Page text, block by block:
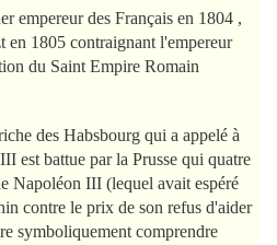
empereur des Français en 1804 ,
en 1805 contraignant l'empereur
du Saint Empire Romain
des Habsbourg qui a appelé à
est battue par la Prusse qui quatre
Napoléon III (lequel avait espéré
contre le prix de son refus d'aider
symboliquement comprendre